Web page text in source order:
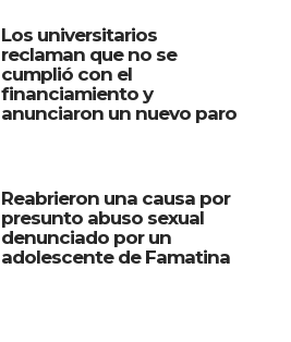
Los universitarios
reclaman que no se
cumplió con el
financiamiento y
anunciaron un nuevo paro
Reabrieron una causa por
presunto abuso sexual
denunciado por un
adolescente de Famatina